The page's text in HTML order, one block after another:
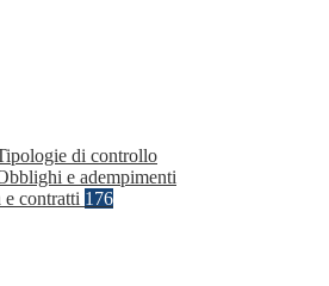
di controllo
e adempimenti
contratti 176